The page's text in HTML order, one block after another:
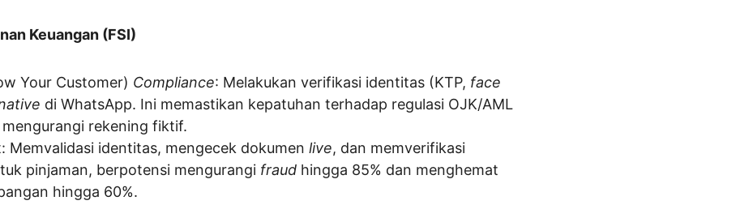
Keuangan (FSI)
Your Customer) Compliance: Melakukan verifikasi identitas (KTP, face
di WhatsApp. Ini memastikan kepatuhan terhadap regulasi OJK/AML
rekening fiktif.
Memvalidasi identitas, mengecek dokumen live, dan memverifikasi
pinjaman, berpotensi mengurangi fraud hingga 85% dan menghemat
hingga 60%.